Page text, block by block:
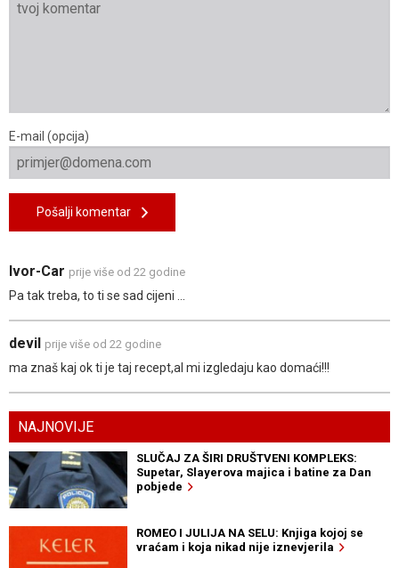
E-mail (opcija)
Pošalji komentar
Ivor-Car prije više od 22 godine
Pa tak treba, to ti se sad cijeni ...
devil prije više od 22 godine
ma znaš kaj ok ti je taj recept,al mi izgledaju kao domaći!!!
NAJNOVIJE
SLUČAJ ZA ŠIRI DRUŠTVENI KOMPLEKS:
Supetar, Slayerova majica i batine za Dan
pobjede
ROMEO I JULIJA NA SELU: Knjiga kojoj se
vraćam i koja nikad nije iznevjerila